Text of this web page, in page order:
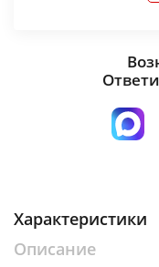
Характеристики
Описание